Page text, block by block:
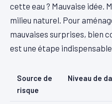
cette eau ? Mauvaise idée.
milieu naturel. Pour
mauvaises surprises, bien
est une étape
Source de
risque
Niveau de